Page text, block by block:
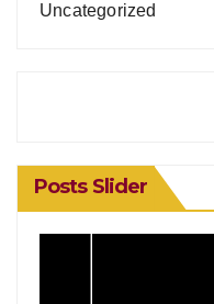
Uncategorized
Posts Slider